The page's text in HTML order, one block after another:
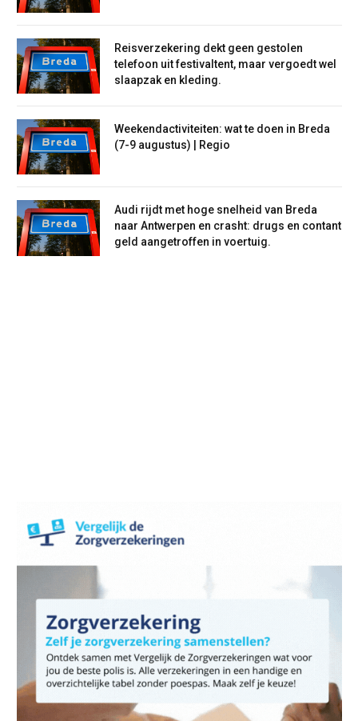
Reisverzekering dekt geen gestolen
telefoon uit festivaltent, maar vergoedt wel
slaapzak en kleding.
Weekendactiviteiten: wat te doen in Breda
(7-9 augustus) | Regio
Audi rijdt met hoge snelheid van Breda
naar Antwerpen en crasht: drugs en contant
geld aangetroffen in voertuig.